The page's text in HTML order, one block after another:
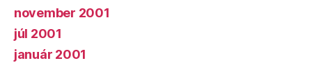
november 2001
júl 2001
január 2001